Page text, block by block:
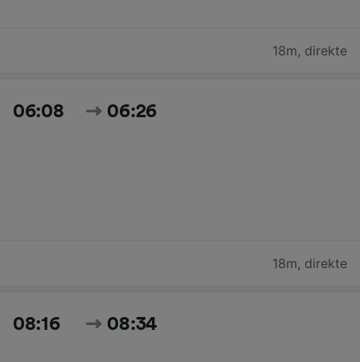
18m, direkte
06:08 06:26
18m, direkte
08:16 08:34